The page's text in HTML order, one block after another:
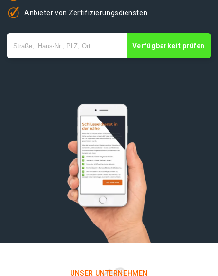
Anbieter von Zertifizierungsdiensten
Verfügbarkeit prüfen
UNSER UNTERNEHMEN